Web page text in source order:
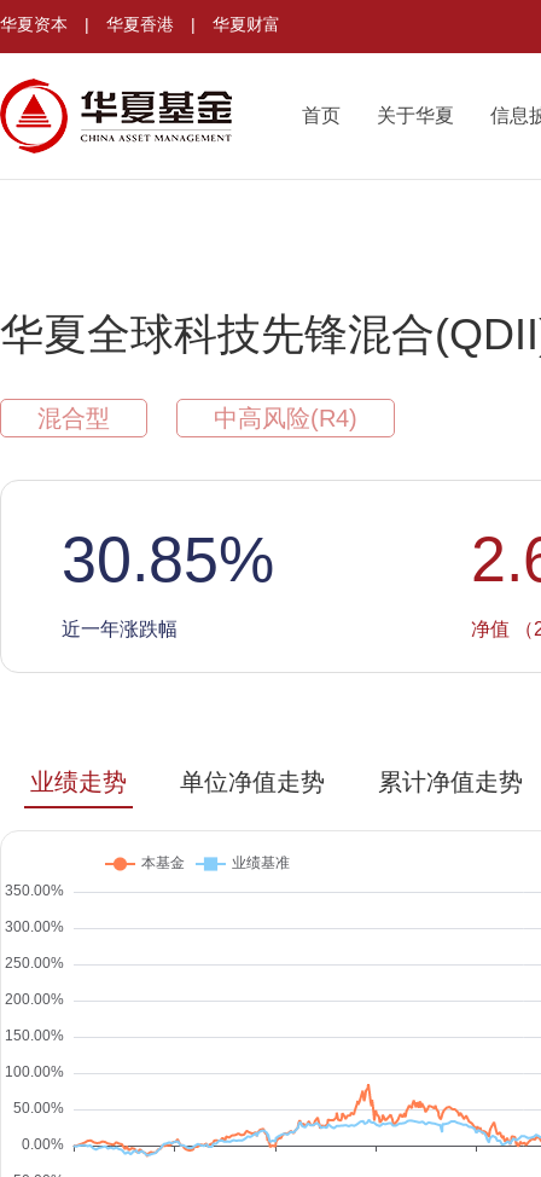
华夏资本 | 华夏香港 | 华夏财富
首页 关于华夏 信息
华夏全球科技先锋混合
混合型 中高风险(R4)
30.85%
近一年涨跌幅 净值 （
业绩走势 单位净值走势 累计净值走势